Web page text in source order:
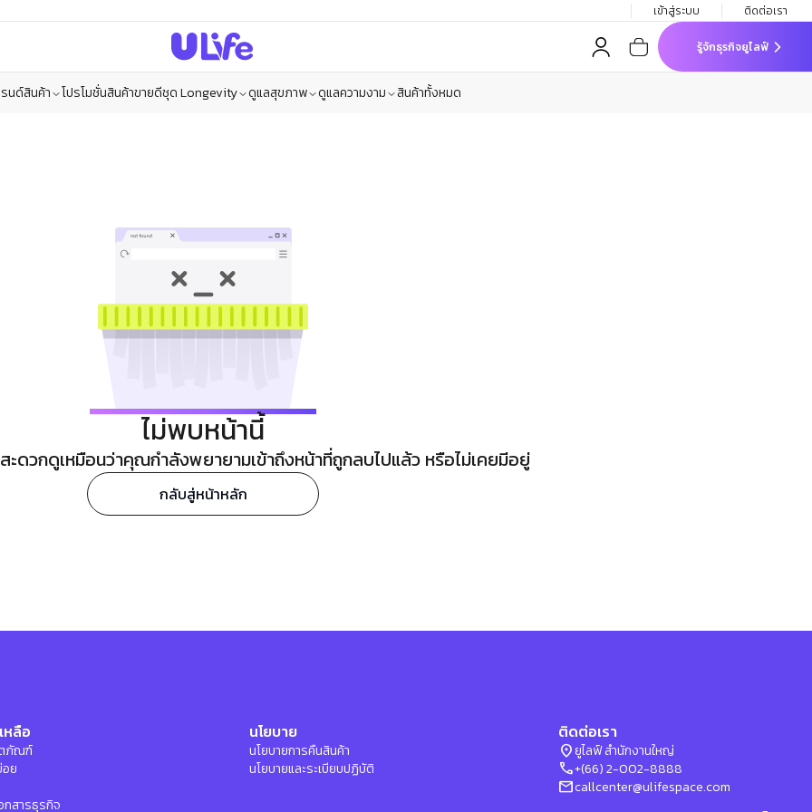
เข้าสู่ระบบ ติดต่อเรา
รู้จักธุรกิจยูไลฟ์
นด์สินค้า โปรโมชั่นสินค้าขายดีชุด Longevity ดูแลสุขภาพ ดูแลความงาม สินค้าทั้งหมด
ไม่พบหน้านี้
ะดวกดูเหมือนว่าคุณกำลังพยายามเข้าถึงหน้าที่ถูกลบไปแล้ว หรือไม่เคยมีอยู่
กลับสู่หน้าหลัก
หลือ
ภัณฑ์
ย
กสารธุรกิจ
นโยบาย
นโยบายการคืนสินค้า
นโยบายและระเบียบปฏิบัติ
ติดต่อเรา
location_onยูไลฟ์ สำนักงานใหญ่
phone+(66) 2-002-8888
mailcallcenter@ulifespace.com